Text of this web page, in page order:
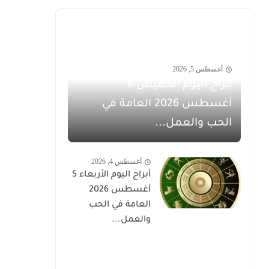
أغسطس 5, 2026
أبراج اليوم الخميس 6
أغسطس 2026 العامة في
الحب والعمل...
أغسطس 4, 2026
أبراج اليوم الأربعاء 5
أغسطس 2026
العامة في الحب
والعمل...